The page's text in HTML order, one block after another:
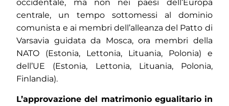
occidentale, ma non nei paesi dell’Europa
centrale, un tempo sottomessi al dominio
comunista e ai membri dell’alleanza del Patto di
Varsavia guidata da Mosca, ora membri della
NATO (Estonia, Lettonia, Lituania, Polonia) e
dell’UE (Estonia, Lettonia, Lituania, Polonia,
Finlandia).
L’approvazione del matrimonio egualitario in